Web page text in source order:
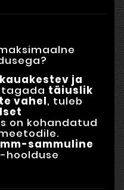
kauakestev ja
täiuslik
vahel, tuleb
on kohandatud
sammuline
hoolduse